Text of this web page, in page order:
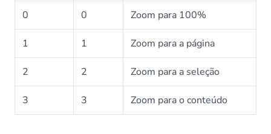
0 0 Zoom para 100%
1 1 Zoom para a página
2 2 Zoom para a seleção
3 3 Zoom para o conteúdo